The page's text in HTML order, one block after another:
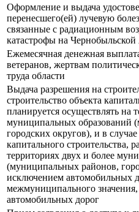
Оформление и выдача
перенесшего(ей) лучевую
связанные с радиационным
катастрофы на
Ежемесячная денежная
ветеранов, жертвам
труда области
Выдача разрешения на
строительство объекта
планируется осуществлять на
муниципальных образований
городских округов), и в
капитального строительства,
территориях двух и более
(муниципальных районов,
исключением автомобильных
межмуниципального
автомобильных дорог